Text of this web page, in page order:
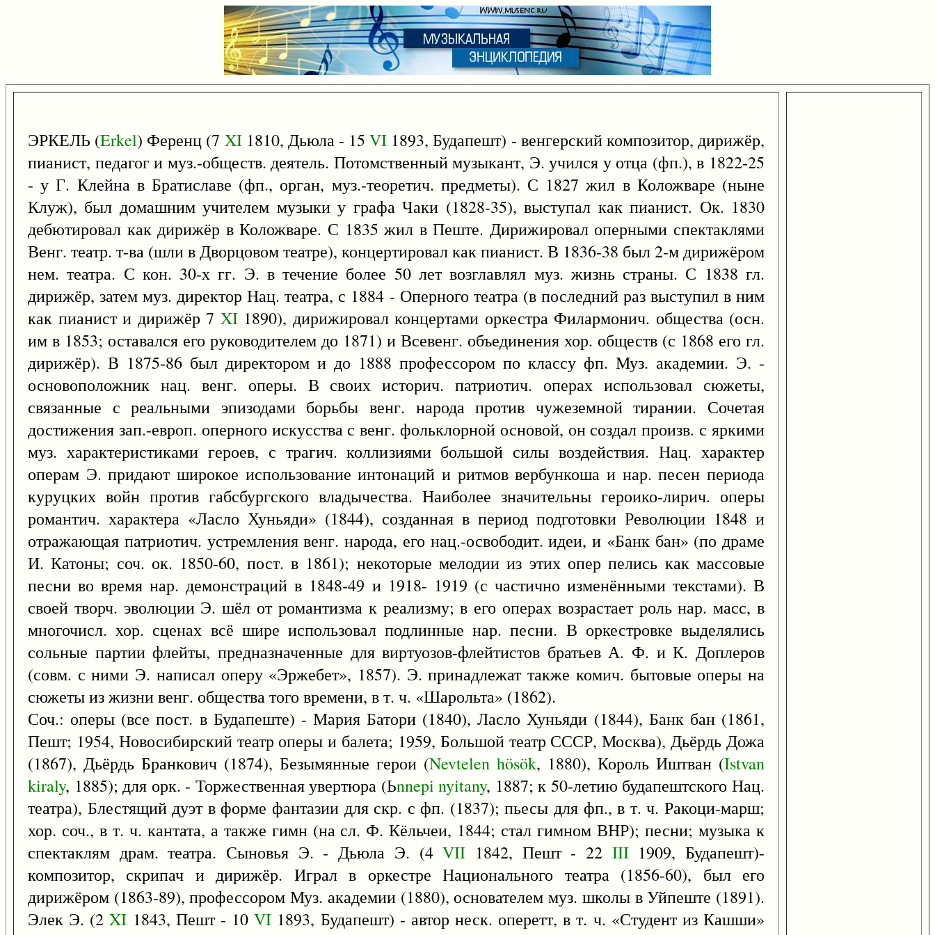
ЭРКЕЛЬ (Erkel) Ференц (7 XI1810, Дьюла - 15VI 1893, Будапешт) - венгерский композитор, дирижёр,
пианист, педагог и муз.-обществ. деятель. Потомственный музыкант, Э. учился у отца (фп.), в 1822-25
- у Г. Клейна в Братиславе (фп., орган, муз.-теоретич. предметы). С 1827 жил в Коложваре (ныне
Клуж), был домашним учителем музыки у графа Чаки (1828-35), выступал как пианист. Ок. 1830
дебютировал как дирижёр в Коложваре. С 1835 жил в Пеште. Дирижировал оперными спектаклями
Венг. театр. т-ва (шли в Дворцовом театре), концертировал как пианист. В 1836-38 был 2-м дирижёром
нем. театра. С кон. 30-х гг. Э. в течение более 50 лет возглавлял муз. жизнь страны. С 1838 гл.
дирижёр, затем муз. директор Нац. театра, с 1884 - Оперного театра (в последний раз выступил в ним
как пианист и дирижёр 7 XI1890), дирижировал концертами оркестра Филармонич. общества (осн.
им в 1853; оставался его руководителем до 1871) и Всевенг. объединения хор. обществ (с 1868 его гл.
дирижёр). В 1875-86 был директором и до 1888 профессором по классу фп. Муз. академии. Э. -
основоположник нац. венг. оперы. В своих историч. патриотич. операх использовал сюжеты,
связанные с реальными эпизодами борьбы венг. народа против чужеземной тирании. Сочетая
достижения зап.-европ. оперного искусства с венг. фольклорной основой, он создал произв. с яркими
муз. характеристиками героев, с трагич. коллизиями большой силы воздействия. Нац. характер
операм Э. придают широкое использование интонаций и ритмов вербункоша и нар. песен периода
куруцких войн против габсбургского владычества. Наиболее значительны героико-лирич. оперы
романтич. характера «Ласло Хуньяди» (1844), созданная в период подготовки Революции 1848 и
отражающая патриотич. устремления венг. народа, его нац.-освободит. идеи, и «Банк бан» (по драме
И. Катоны; соч. ок. 1850-60, пост. в 1861); некоторые мелодии из этих опер пелись как массовые
песни во время нар. демонстраций в 1848-49 и 1918- 1919 (с частично изменёнными текстами). В
своей творч. эволюции Э. шёл от романтизма к реализму; в его операх возрастает роль нар. масс, в
многочисл. хор. сценах всё шире использовал подлинные нар. песни. В оркестровке выделялись
сольные партии флейты, предназначенные для виртуозов-флейтистов братьев А. Ф. и К. Доплеров
(совм. с ними Э. написал оперу «Эржебет», 1857). Э. принадлежат также комич. бытовые оперы на
сюжеты из жизни венг. общества того времени, в т. ч. «Шарольта» (1862).
Соч.: оперы (все пост. в Будапеште) - Мария Батори (1840), Ласло Хуньяди (1844), Банк бан (1861,
Пешт; 1954, Новосибирский театр оперы и балета; 1959, Большой театр СССР, Москва), Дьёрдь Дожа
(1867), Дьёрдь Бранкович (1874), Безымянные герои (Nevtelen hösök, 1880), Король Иштван (Istvan
kiraly, 1885); для орк. - Торжественная увертюра (Ьnnepi nyitany, 1887; к 50-летию будапештского Нац.
театра), Блестящий дуэт в форме фантазии для скр. с фп. (1837); пьесы для фп., в т. ч. Ракоци-марш;
хор. соч., в т. ч. кантата, а также гимн (на сл. Ф. Кёльчеи, 1844; стал гимном ВНР); песни; музыка к
спектаклям драм. театра. Сыновья Э. - Дьюла Э. (4VII 1842, Пешт - 22 III1909, Будапешт)-
композитор, скрипач и дирижёр. Играл в оркестре Национального театра (1856-60), был его
дирижёром (1863-89), профессором Муз. академии (1880), основателем муз. школы в Уйпеште (1891).
Элек Э. (2XI 1843, Пешт - 10VI 1893, Будапешт) - автор неск. оперетт, в т. ч. «Студент из Кашши»